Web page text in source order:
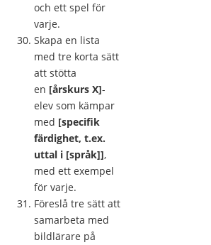
och ett spel för
varje.
Skapa en lista
med tre korta sätt
att stötta
en [årskurs X]-
elev som kämpar
med [specifik
färdighet, t.ex.
uttal i [språk]],
med ett exempel
för varje.
Föreslå tre sätt att
samarbeta med
bildlärare på